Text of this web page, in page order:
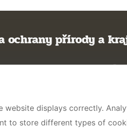
ochrany přírody a
a krajinu
přírodu
displays correctly.
to store different types of